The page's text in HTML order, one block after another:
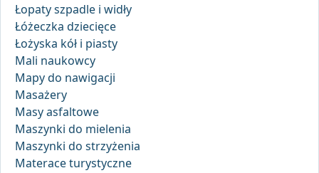
Łopaty szpadle i widły
Łóżeczka dziecięce
Łożyska kół i piasty
Mali naukowcy
Mapy do nawigacji
Masażery
Masy asfaltowe
Maszynki do mielenia
Maszynki do strzyżenia
Materace turystyczne